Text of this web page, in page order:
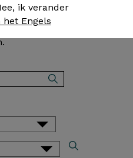
ik verander
het Engelsover hun fiets. U